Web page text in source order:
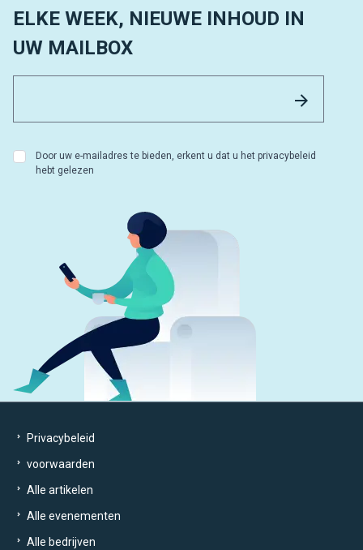
ELKE WEEK, NIEUWE INHOUD IN
UW MAILBOX
Door uw e-mailadres te bieden, erkent u dat u het privacybeleid
hebt gelezen
Privacybeleid
voorwaarden
Alle artikelen
Alle evenementen
Alle bedrijven